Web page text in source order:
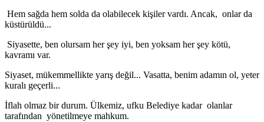
Hem sağda hem solda da olabilecek kişiler vardı. Ancak, onlar da
küstürüldü...
Siyasette, ben olursam her şey iyi, ben yoksam her şey kötü,
kavramı var.
Siyaset, mükemmellikte yarış değil... Vasatta, benim adamın ol, yeter
kuralı geçerli...
İflah olmaz bir durum. Ülkemiz, ufku Belediye kadar olanlar
tarafından yönetilmeye mahkum.